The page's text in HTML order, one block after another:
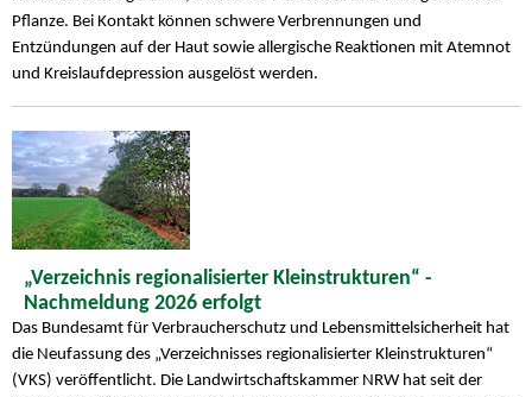
Pflanze. Bei Kontakt können schwere Verbrennungen und
Entzündungen auf der Haut sowie allergische Reaktionen mit Atemnot
und Kreislaufdepression ausgelöst werden.
„Verzeichnis regionalisierter Kleinstrukturen“ -
Nachmeldung 2026 erfolgt
Das Bundesamt für Verbraucherschutz und Lebensmittelsicherheit hat
die Neufassung des „Verzeichnisses regionalisierter Kleinstrukturen“
(VKS) veröffentlicht. Die Landwirtschaftskammer NRW hat seit der